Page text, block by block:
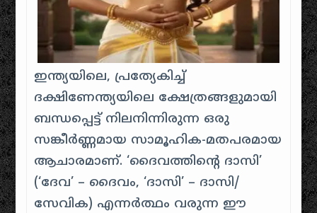
ഇന്ത്യയിലെ, പ്രത്യേകിച്ച്
ദക്ഷിണേന്ത്യയിലെ ക്ഷേത്രങ്ങളുമായി
ബന്ധപ്പെട്ട് നിലനിന്നിരുന്ന ഒരു
സങ്കീർണ്ണമായ സാമൂഹിക-മതപരമായ
ആചാരമാണ്. ‘ദൈവത്തിന്റെ ദാസി’
(‘ദേവ’ – ദൈവം, ‘ദാസി’ – ദാസി/
സേവിക) എന്നർത്ഥം വരുന്ന ഈ